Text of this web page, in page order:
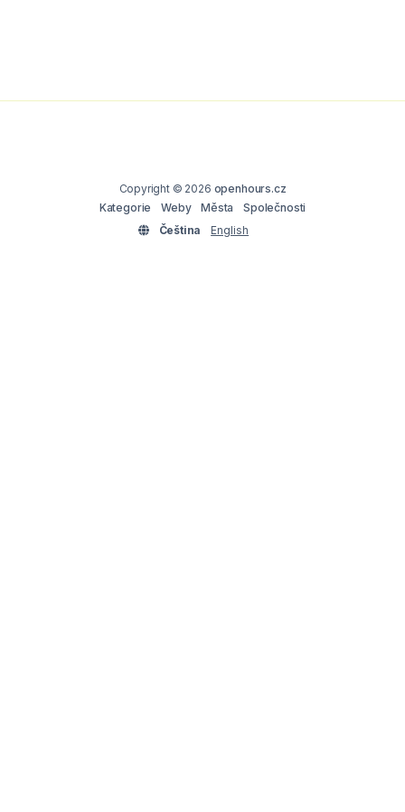
Copyright © 2026 openhours.cz
Kategorie
Weby Města
Společnosti
Čeština
English